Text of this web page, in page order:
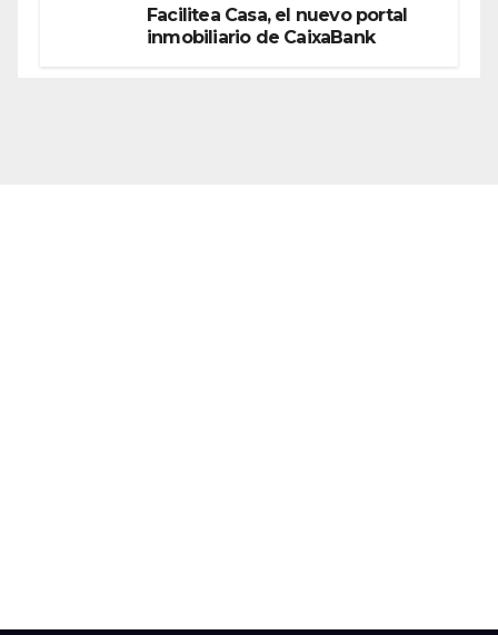
Facilitea Casa, el nuevo portal
inmobiliario de CaixaBank